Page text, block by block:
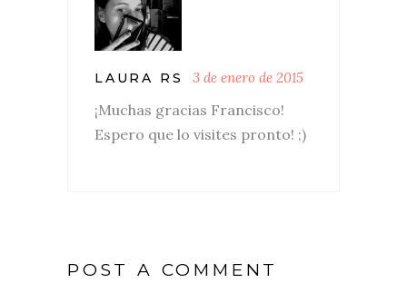
LAURA RS 3 de enero de 2015
¡Muchas gracias Francisco!
Espero que lo visites pronto! ;)
POST A COMMENT